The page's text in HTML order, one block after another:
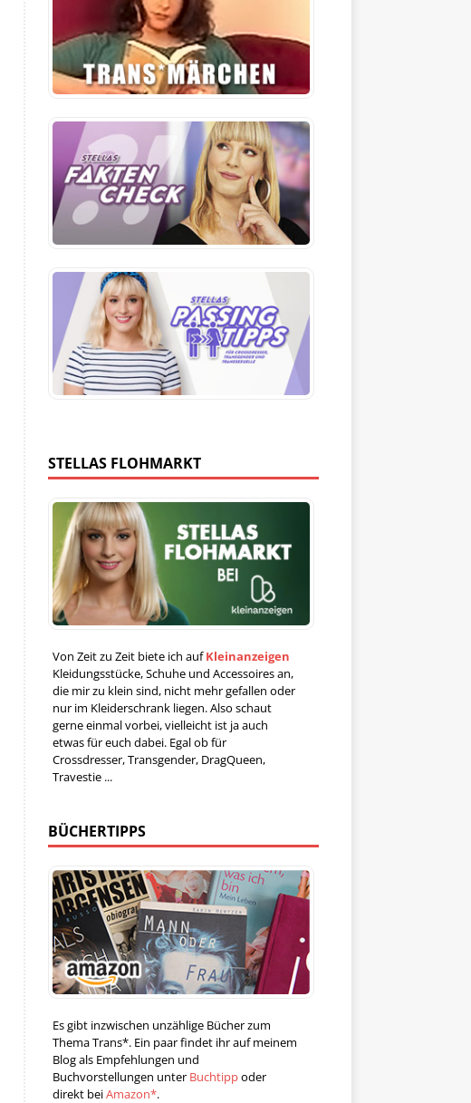
STELLAS FLOHMARKT
Von Zeit zu Zeit biete ich aufKleinanzeigen
Kleidungsstücke, Schuhe und Accessoires an,
die mir zu klein sind, nicht mehr gefallen oder
nur im Kleiderschrank liegen. Also schaut
gerne einmal vorbei, vielleicht ist ja auch
etwas für euch dabei. Egal ob für
Crossdresser, Transgender, DragQueen,
Travestie ...
BÜCHERTIPPS
Es gibt inzwischen unzählige Bücher zum
Thema Trans*. Ein paar findet ihr auf meinem
Blog als Empfehlungen und
Buchvorstellungen unter Buchtippoder
direkt beiAmazon*.